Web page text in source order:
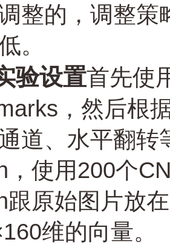
整的，调整策
。
验设置首先使
，然后根
道、水平翻
，使用200个
跟原始图片放
维的向量。